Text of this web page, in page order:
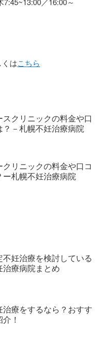
はこちら
クリニックの料金や口
？－札幌不妊治療病院
リニックの料金や口コ
ー札幌不妊治療病院
妊治療を検討している
療病院まとめ
療をするなら？おすす
！